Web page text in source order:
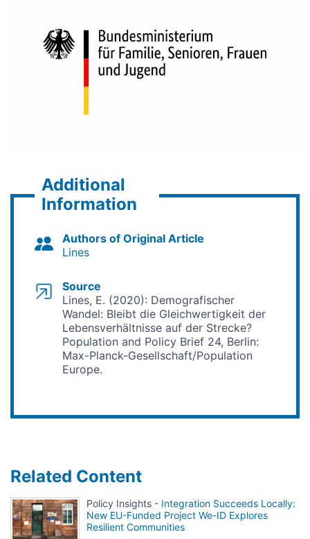
Related Content
Policy Insights - Integration Succeeds Locally:
New EU-Funded Project We-ID Explores
Resilient Communities
Additional
Information
Authors of Original Article
Lines
Source
Lines, E. (2020): Demografischer
Wandel: Bleibt die Gleichwertigkeit der
Lebensverhältnisse auf der Strecke?
Population and Policy Brief 24, Berlin:
Max-Planck-Gesellschaft/Population
Europe.